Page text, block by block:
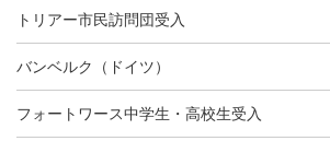
トリアー市民訪問団受入
バンベルク（ドイツ）
フォートワース中学生・高校生受入